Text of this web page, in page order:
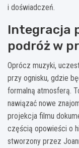
i doświadczeń.
Integracja
podróż w
Oprócz muzyki,
przy ognisku, gdzie
formalną atmosferą.
nawiązać nowe
projekcja filmu
częścią opowieści o
stworzony przez